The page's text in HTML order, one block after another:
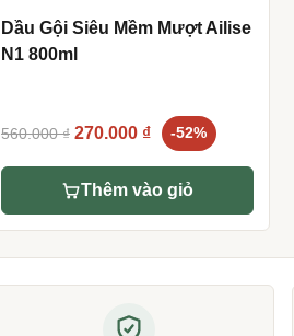
Dầu Gội Siêu Mềm Mượt Ailise
N1 800ml
560.000₫ Original
was:
270.000 ₫Current
price
-52%
Thêm vào giỏ